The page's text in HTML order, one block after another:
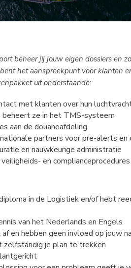
beheer jij jouw eigen dossiers en
het aanspreekpunt voor klanten
uit onderstaande:
met klanten over hun
beheert ze in het TMS-systeem
aan de douaneafdeling
partners voor pre-alerts
en nauwkeurige administratie
en complianceprocedures
in de Logistiek en/of hebt
van het Nederlands en Engels
en hebben geen invloed op jouw
zelfstandig je plan te trekken